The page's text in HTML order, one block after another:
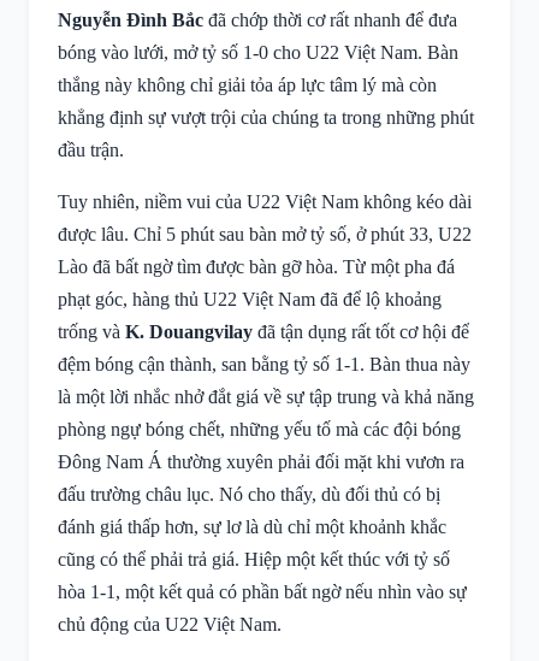
Nguyễn Đình Bắc đã chớp thời cơ rất nhanh để đưa
bóng vào lưới, mở tỷ số 1-0 cho U22 Việt Nam. Bàn
thắng này không chỉ giải tỏa áp lực tâm lý mà còn
khẳng định sự vượt trội của chúng ta trong những phút
đầu trận.
Tuy nhiên, niềm vui của U22 Việt Nam không kéo dài
được lâu. Chỉ 5 phút sau bàn mở tỷ số, ở phút 33, U22
Lào đã bất ngờ tìm được bàn gỡ hòa. Từ một pha đá
phạt góc, hàng thủ U22 Việt Nam đã để lộ khoảng
trống và K. Douangvilay đã tận dụng rất tốt cơ hội để
đệm bóng cận thành, san bằng tỷ số 1-1. Bàn thua này
là một lời nhắc nhở đắt giá về sự tập trung và khả năng
phòng ngự bóng chết, những yếu tố mà các đội bóng
Đông Nam Á thường xuyên phải đối mặt khi vươn ra
đấu trường châu lục. Nó cho thấy, dù đối thủ có bị
đánh giá thấp hơn, sự lơ là dù chỉ một khoảnh khắc
cũng có thể phải trả giá. Hiệp một kết thúc với tỷ số
hòa 1-1, một kết quả có phần bất ngờ nếu nhìn vào sự
chủ động của U22 Việt Nam.